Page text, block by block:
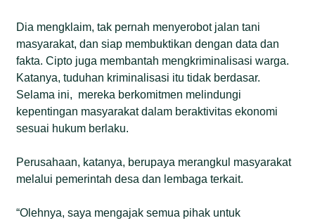
Dia mengklaim, tak pernah menyerobot jalan tani
masyarakat, dan siap membuktikan dengan data dan
fakta. Cipto juga membantah mengkriminalisasi warga.
Katanya, tuduhan kriminalisasi itu tidak berdasar.
Selama ini, mereka berkomitmen melindungi
kepentingan masyarakat dalam beraktivitas ekonomi
sesuai hukum berlaku.
Perusahaan, katanya, berupaya merangkul masyarakat
melalui pemerintah desa dan lembaga terkait.
“Olehnya, saya mengajak semua pihak untuk